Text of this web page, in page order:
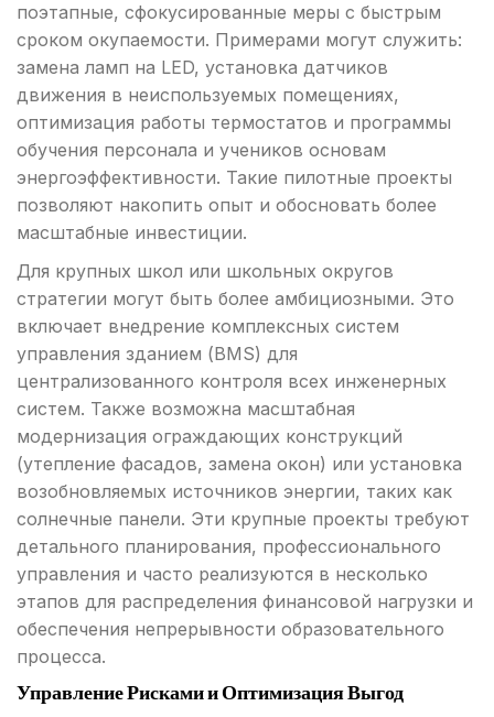
поэтапные, сфокусированные меры с быстрым
сроком окупаемости. Примерами могут служить:
замена ламп на LED, установка датчиков
движения в неиспользуемых помещениях,
оптимизация работы термостатов и программы
обучения персонала и учеников основам
энергоэффективности. Такие пилотные проекты
позволяют накопить опыт и обосновать более
масштабные инвестиции.
Для крупных школ или школьных округов
стратегии могут быть более амбициозными. Это
включает внедрение комплексных систем
управления зданием (BMS) для
централизованного контроля всех инженерных
систем. Также возможна масштабная
модернизация ограждающих конструкций
(утепление фасадов, замена окон) или установка
возобновляемых источников энергии, таких как
солнечные панели. Эти крупные проекты требуют
детального планирования, профессионального
управления и часто реализуются в несколько
этапов для распределения финансовой нагрузки и
обеспечения непрерывности образовательного
процесса.
Управление Рисками и Оптимизация Выгод